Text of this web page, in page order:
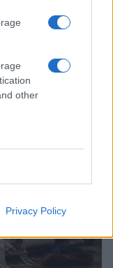
other
Privacy Policy